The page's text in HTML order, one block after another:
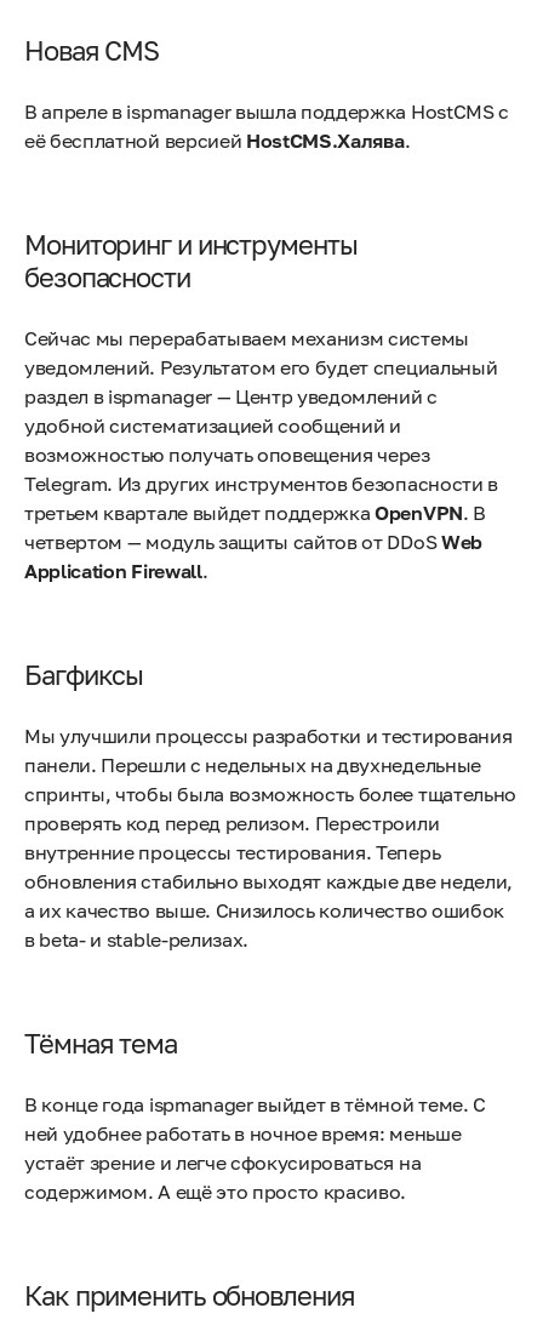
Новая CMS
В апреле в ispmanager вышла поддержка HostCMS с
её бесплатной версией HostCMS.Халява.
Мониторинг и инструменты
безопасности
Сейчас мы перерабатываем механизм системы
уведомлений. Результатом его будет специальный
раздел в ispmanager — Центр уведомлений с
удобной систематизацией сообщений и
возможностью получать оповещения через
Telegram. Из других инструментов безопасности в
третьем квартале выйдет поддержкаOpenVPN. В
четвертом — модуль защиты сайтов от DDoSWeb
Application Firewall.
Багфиксы
Мы улучшили процессы разработки и тестирования
панели. Перешли с недельных на двухнедельные
спринты, чтобы была возможность более тщательно
проверять код перед релизом. Перестроили
внутренние процессы тестирования. Теперь
обновления стабильно выходят каждые две недели,
а их качество выше. Снизилось количество ошибок
в beta- и stable-релизах.
Тёмная тема
В конце года ispmanager выйдет в тёмной теме. С
ней удобнее работать в ночное время: меньше
устаёт зрение и легче сфокусироваться на
содержимом. А ещё это просто красиво.
Как применить обновления